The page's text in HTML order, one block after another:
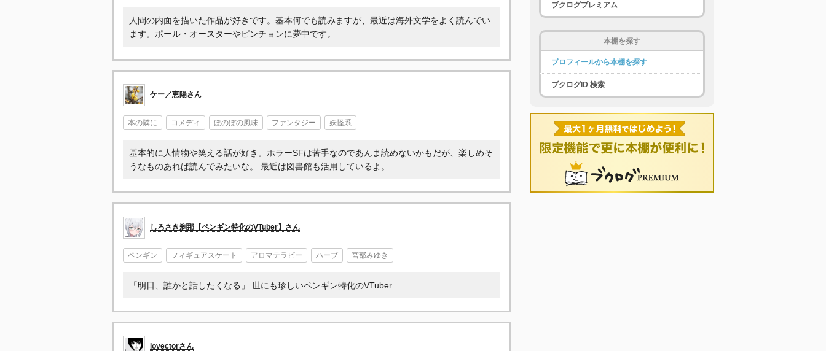
人間の内面を描いた作品が好きです。基本何でも読みますが、最近は海外文学をよく読んでい
ます。ポール・オースターやピンチョンに夢中です。
ケー／恵陽さん
本の隣に コメディ ほのぼの風味 ファンタジー 妖怪系
基本的に人情物や笑える話が好き。ホラーSFは苦手なのであんま読めないかもだが、楽しめそ
うなものあれば読んでみたいな。 最近は図書館も活用しているよ。
しろさき刹那【ペンギン特化のVTuber】さん
ペンギン フィギュアスケート アロマテラピー ハーブ 宮部みゆき
「明日、誰かと話したくなる」 世にも珍しいペンギン特化のVTuber
lovectorさん
ブクログプレミアム
本棚を探す
プロフィールから本棚を探す
ブクログID 検索